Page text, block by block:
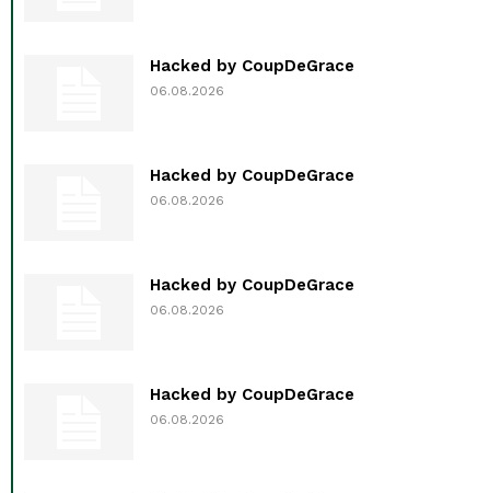
Hacked by CoupDeGrace
06.08.2026
Hacked by CoupDeGrace
06.08.2026
Hacked by CoupDeGrace
06.08.2026
Hacked by CoupDeGrace
06.08.2026